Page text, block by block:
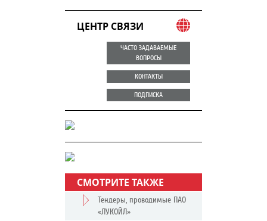
ЦЕНТР СВЯЗИ
ЧАСТО ЗАДАВАЕМЫЕ
ВОПРОСЫ
КОНТАКТЫ
ПОДПИСКА
СМОТРИТЕ ТАКЖЕ
Тендеры, проводимые ПАО
«ЛУКОЙЛ»